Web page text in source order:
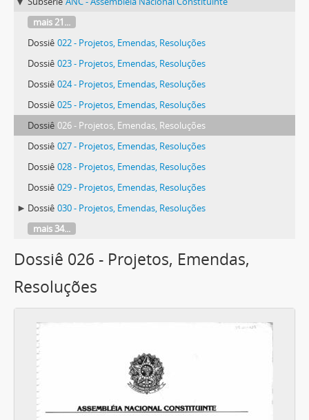
mais 21...
Dossiê 022 - Projetos, Emendas, Resoluções
Dossiê 023 - Projetos, Emendas, Resoluções
Dossiê 024 - Projetos, Emendas, Resoluções
Dossiê 025 - Projetos, Emendas, Resoluções
Dossiê 026 - Projetos, Emendas, Resoluções
Dossiê 027 - Projetos, Emendas, Resoluções
Dossiê 028 - Projetos, Emendas, Resoluções
Dossiê 029 - Projetos, Emendas, Resoluções
Dossiê 030 - Projetos, Emendas, Resoluções
mais 34...
Dossiê 026 - Projetos, Emendas,
Resoluções